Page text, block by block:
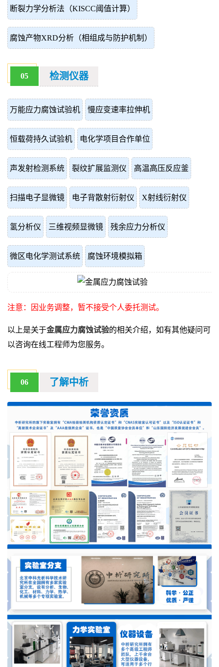
断裂力学分析法（KISCC阈值计算）
腐蚀产物XRD分析（相组成与防护机制）
05 检测仪器
万能应力腐蚀试验机 慢应变速率拉伸机
恒载荷持久试验机 电化学项目合作单位
声发射检测系统 裂纹扩展监测仪 高温高压反应釜
扫描电子显微镜 电子背散射衍射仪 X射线衍射仪
氢分析仪 三维视频显微镜 残余应力分析仪
微区电化学测试系统 腐蚀环境模拟箱
注意：因业务调整，暂不接受个人委托测试。
以上是关于金属应力腐蚀试验的相关介绍，如有其他疑问可
以咨询在线工程师为您服务。
06 了解中析